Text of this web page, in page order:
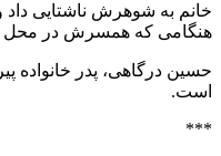
هنگامی که همسرش در محل
حسین درگاهی، پدر خانواده
است.
***